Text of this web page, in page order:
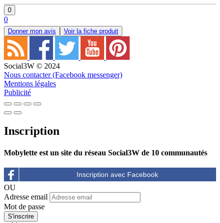
0
0
Donner mon avis Voir la fiche produit
Social3W © 2024
Nous contacter (Facebook messenger)
Mentions légales
Publicité
Inscription
Mobylette est un site du réseau Social3W de 10 communautés
OU
Adresse email
Mot de passe